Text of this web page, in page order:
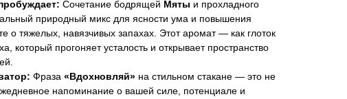
Сочетание бодрящей Мяты и прохладного
природный микс для ясности ума и повышения
о тяжелых, навязчивых запахах. Этот аромат — как глоток
который прогоняет усталость и открывает пространство
Фраза «Вдохновляй» на стильном стакане — это не
напоминание о вашей силе, потенциале и